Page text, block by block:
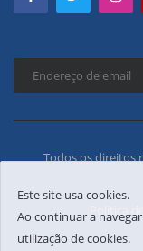
Todos os direitos
Política
Este site usa cookies.
Ao continuar a
utilização de cookies.